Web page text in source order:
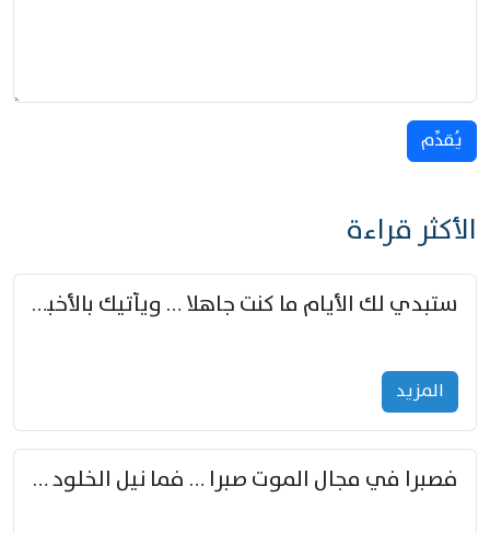
يُقدِّم
الأكثر قراءة
ستبدي لك الأيام ما كنت جاهلا … ويأتيك بالأخبار من لم تزوّد
المزید
فصبرا في مجال الموت صبرا … فما نيل الخلود بمستطاع